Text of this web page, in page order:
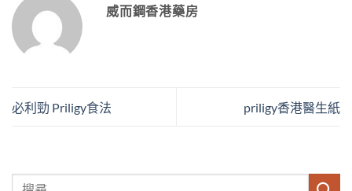
威而鋼香港藥房
必利勁 Priligy食法 priligy香港醫生紙